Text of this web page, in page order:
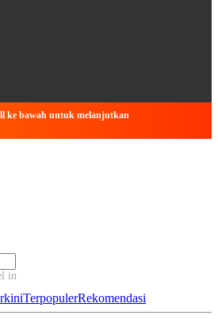
ke bawah untuk melanjutkan
ini...
TerpopulerRekomendasi